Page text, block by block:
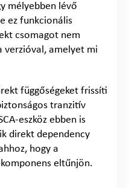
mélyebben lévő
ez funkcionális
csomagot nem
verzióval, amelyet mi
függőségeket frissíti
tranzitív
eszköz ebben is
direkt dependency
hogy a
eltűnjön.